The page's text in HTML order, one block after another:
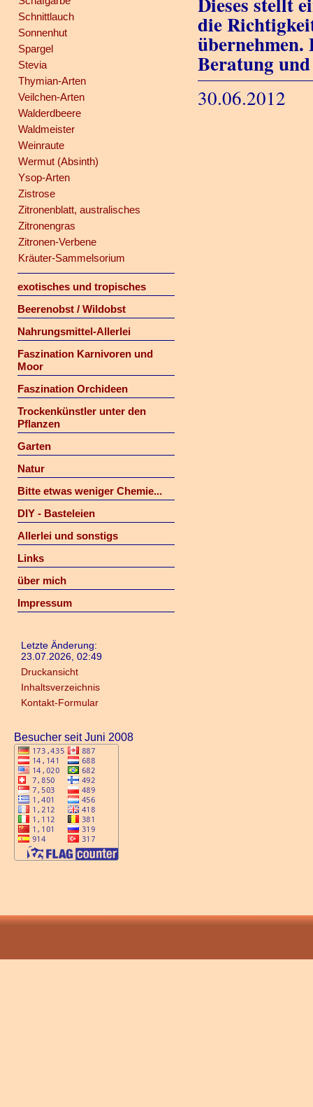
Schnittlauch
Sonnenhut
Spargel
Stevia
Thymian-Arten
Veilchen-Arten
Walderdbeere
Waldmeister
Weinraute
Wermut (Absinth)
Ysop-Arten
Zistrose
Zitronenblatt, australisches
Zitronengras
Zitronen-Verbene
Kräuter-Sammelsorium
exotisches und tropisches
Beerenobst / Wildobst
Nahrungsmittel-Allerlei
Faszination Karnivoren und
Moor
Faszination Orchideen
Trockenkünstler unter den
Pflanzen
Garten
Natur
Bitte etwas weniger Chemie...
DIY - Basteleien
Allerlei und sonstigs
Links
über mich
Impressum
Letzte Änderung:
23.07.2026, 02:49
Druckansicht
Inhaltsverzeichnis
Kontakt-Formular
Besucher seit Juni 2008
die
Beratung
30.06.2012